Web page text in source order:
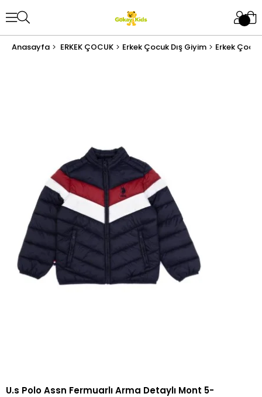
Anasayfa ERKEK ÇOCUK Erkek Çocuk Dış Giyim Erkek
U.s Polo Assn Fermuarlı Arma Detaylı Mont 5-